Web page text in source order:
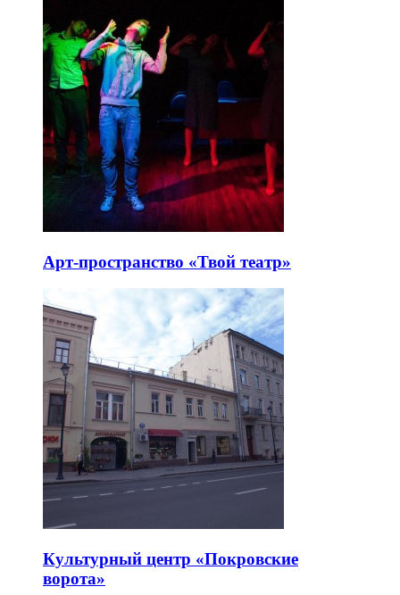
Арт-пространство «Твой театр»
Культурный центр «Покровские
ворота»